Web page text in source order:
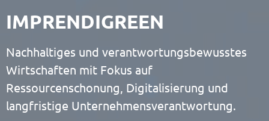
IMPRENDIGREEN
Nachhaltiges und verantwortungsbewusstes
Wirtschaften mit Fokus auf
Ressourcenschonung, Digitalisierung und
langfristige Unternehmensverantwortung.